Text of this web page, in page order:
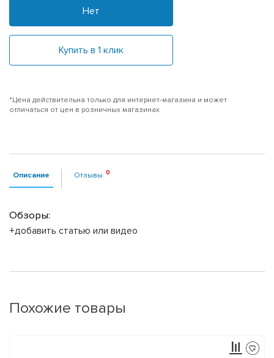
Нет
Купить в 1 клик
*Цена действительна только для интернет-магазина и может
отличаться от цен в розничных магазинах
Описание Отзывы
Обзоры:
+добавить статью или видео
Похожие товары